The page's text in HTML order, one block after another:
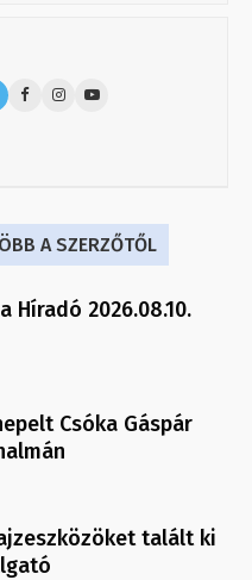
A SZERZŐTŐL
Híradó 2026.08.10.
Csóka Gáspár
talált ki